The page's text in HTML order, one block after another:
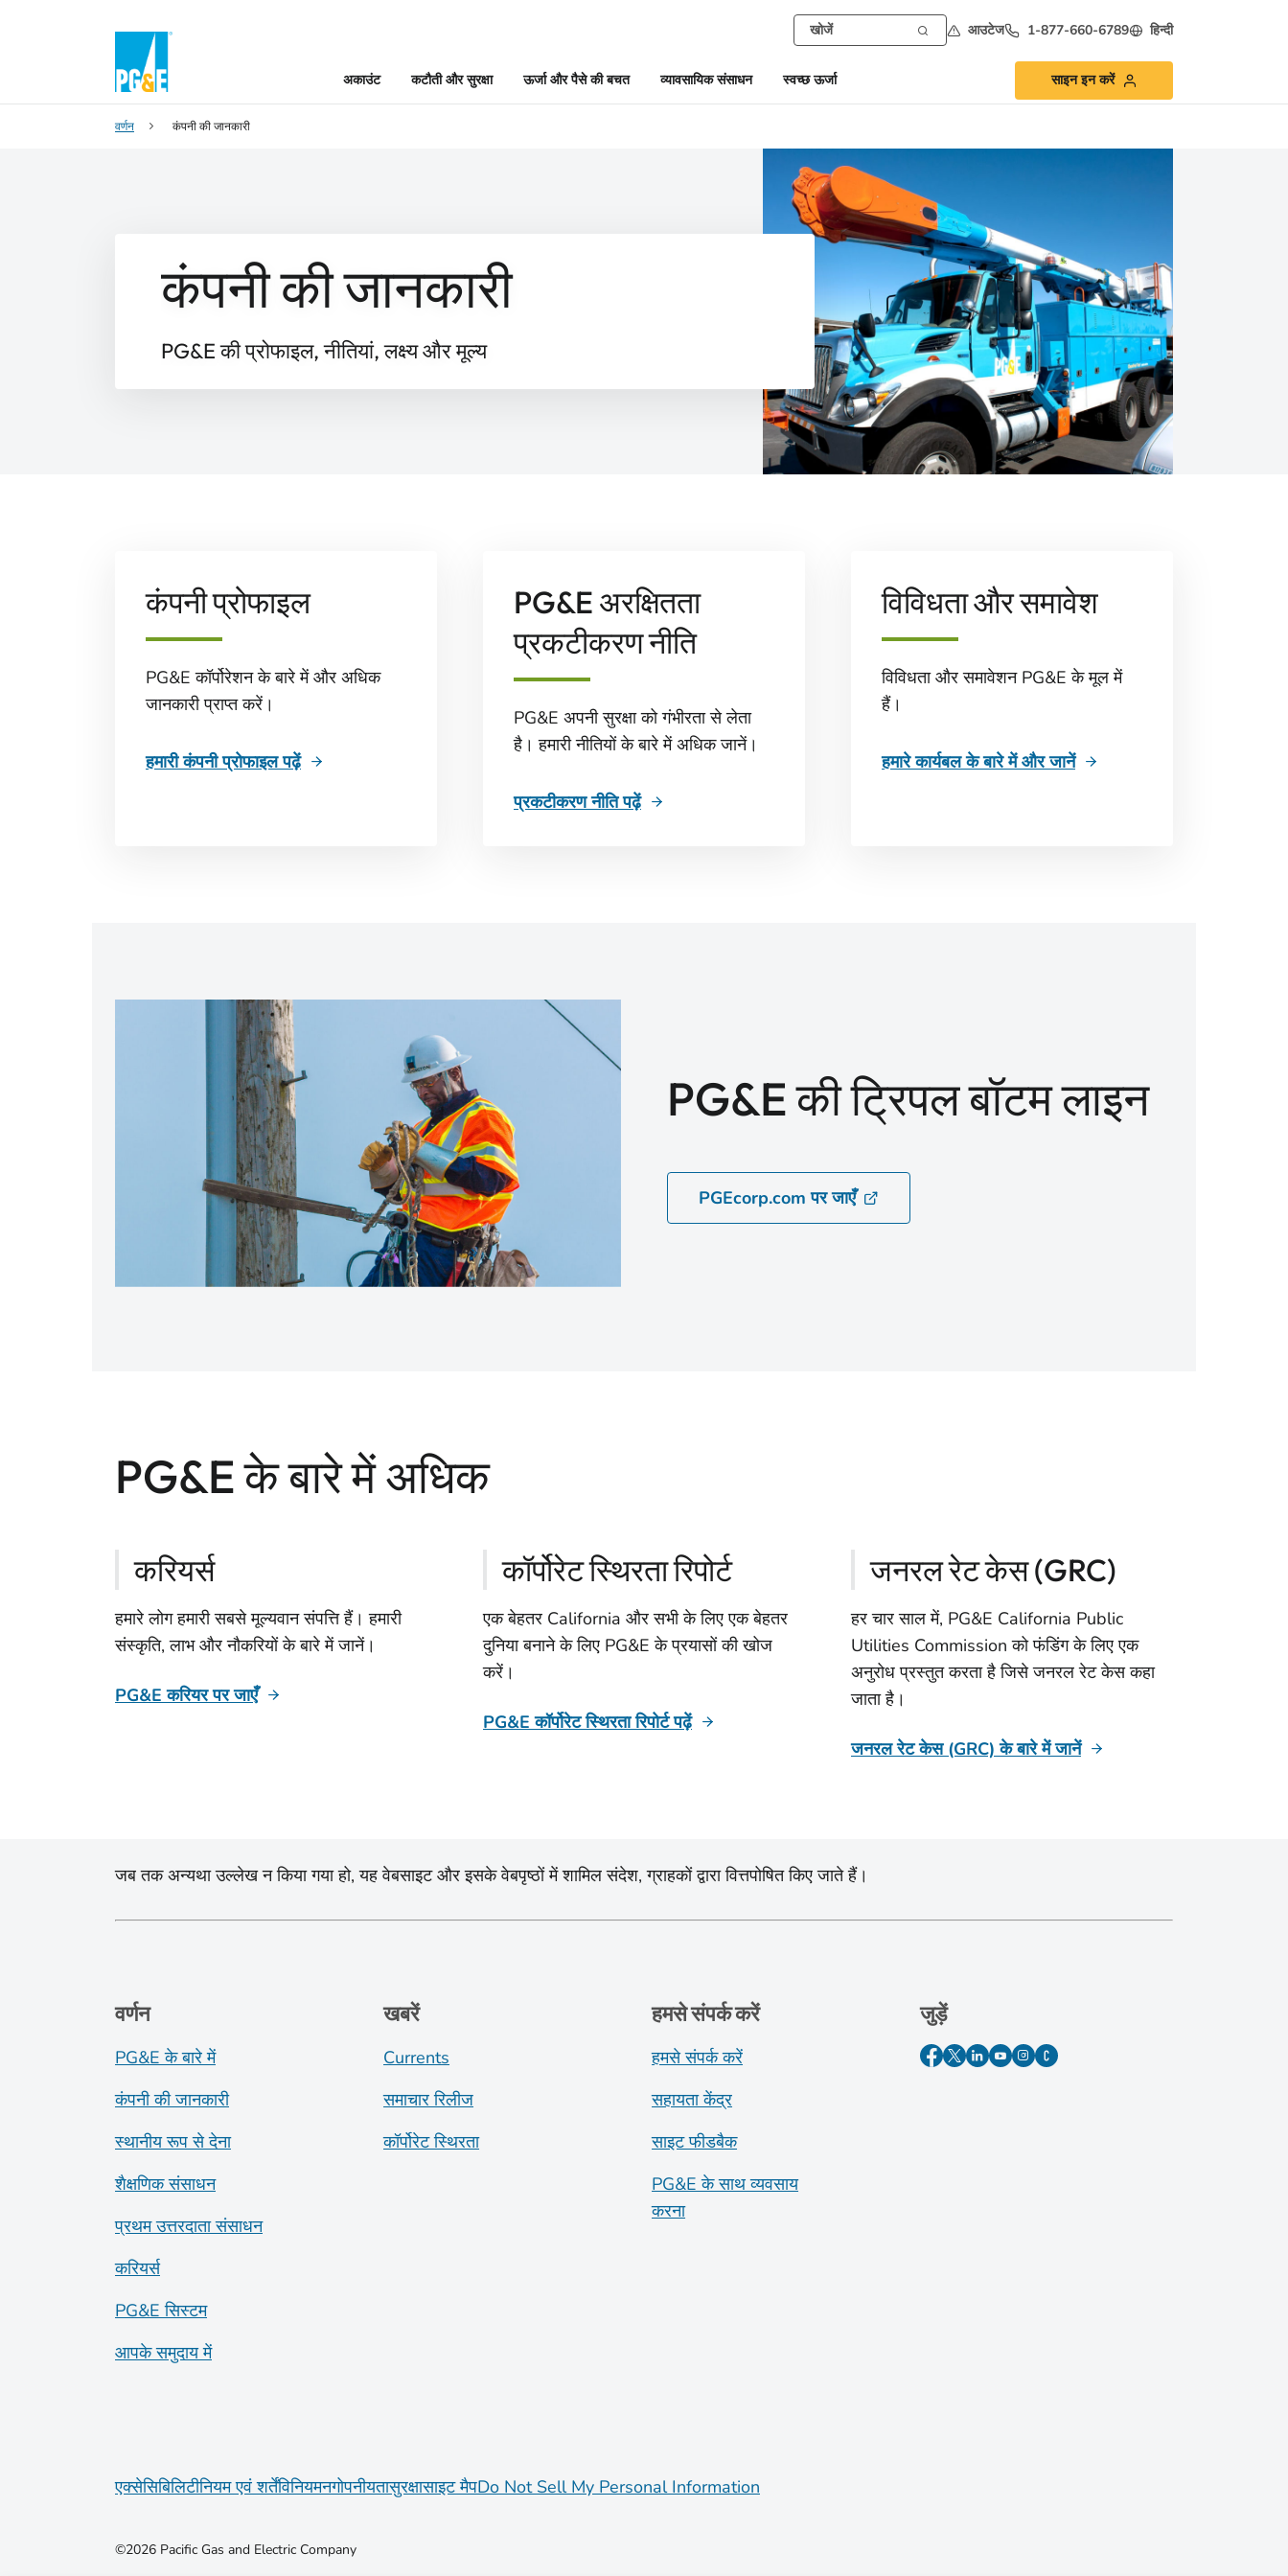
आउटेज 1-877-660-6789 हिन्दी
अकाउंट कटौती और सुरक्षा ऊर्जा और पैसे की बचत व्यावसायिक संसाधन स्वच्छ ऊर्जा साइन इन करें
वर्णन कंपनी की जानकारी
कंपनी की जानकारी
PG&E की प्रोफाइल, नीतियां, लक्ष्य और मूल्य
कंपनी प्रोफाइल
PG&E कॉर्पोरेशन के बारे में और अधिक
जानकारी प्राप्त करें।
हमारी कंपनी प्रोफाइल पढ़ें
PG&E अरक्षितता
प्रकटीकरण नीति
PG&E अपनी सुरक्षा को गंभीरता से लेता
है। हमारी नीतियों के बारे में अधिक जानें।
प्रकटीकरण नीति पढ़ें
विविधता और समावेश
विविधता और समावेशन PG&E के मूल में
हैं।
हमारे कार्यबल के बारे में और जानें
PG&E की ट्रिपल बॉटम लाइन
PGEcorp.com पर जाएँ
PG&E के बारे में अधिक
करियर्स
हमारे लोग हमारी सबसे मूल्यवान संपत्ति हैं। हमारी
संस्कृति, लाभ और नौकरियों के बारे में जानें।
PG&E करियर पर जाएँ
कॉर्पोरेट स्थिरता रिपोर्ट
एक बेहतर California और सभी के लिए एक बेहतर
दुनिया बनाने के लिए PG&E के प्रयासों की खोज
करें।
PG&E कॉर्पोरेट स्थिरता रिपोर्ट पढ़ें
जनरल रेट केस (GRC)
हर चार साल में, PG&E California Public
Utilities Commission को फंडिंग के लिए एक
अनुरोध प्रस्तुत करता है जिसे जनरल रेट केस कहा
जाता है।
जनरल रेट केस (GRC) के बारे में जानें
जब तक अन्यथा उल्लेख न किया गया हो, यह वेबसाइट और इसके वेबपृष्ठों में शामिल संदेश, ग्राहकों द्वारा वित्तपोषित किए जाते हैं।
वर्णन
PG&E के बारे में
कंपनी की जानकारी
स्थानीय रूप से देना
शैक्षणिक संसाधन
प्रथम उत्तरदाता संसाधन
करियर्स
PG&E सिस्टम
आपके समुदाय में
खबरें
Currents
समाचार रिलीज
कॉर्पोरेट स्थिरता
हमसे संपर्क करें
हमसे संपर्क करें
सहायता केंद्र
साइट फीडबैक
PG&E के साथ व्यवसाय
करना
जुड़ें
एक्सेसिबिलिटीनियम एवं शर्तेंविनियमनगोपनीयतासुरक्षासाइट मैपDo Not Sell My Personal Information
©2026 Pacific Gas and Electric Company